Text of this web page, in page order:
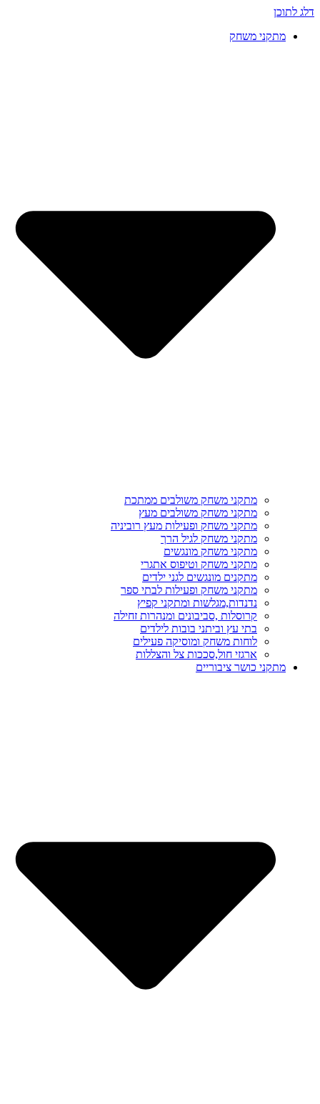
דלג לתוכן
מתקני משחק
מתקני משחק משולבים ממתכת
מתקני משחק משולבים מעץ
מתקני משחק ופעילות מעץ רוביניה
מתקני משחק לגיל הרך
מתקני משחק מונגשים
מתקני משחק וטיפוס אתגרי
מתקנים מונגשים לגני ילדים
מתקני משחק ופעילות לבתי ספר
נדנדות,מגלשות ומתקני קפיץ
קרוסלות ,סביבונים ומנהרות זחילה
בתי עץ וביתני בובות לילדים
לוחות משחק ומוסיקה פעילים
ארגזי חול,סככות צל והצללות
מתקני כושר ציבוריים